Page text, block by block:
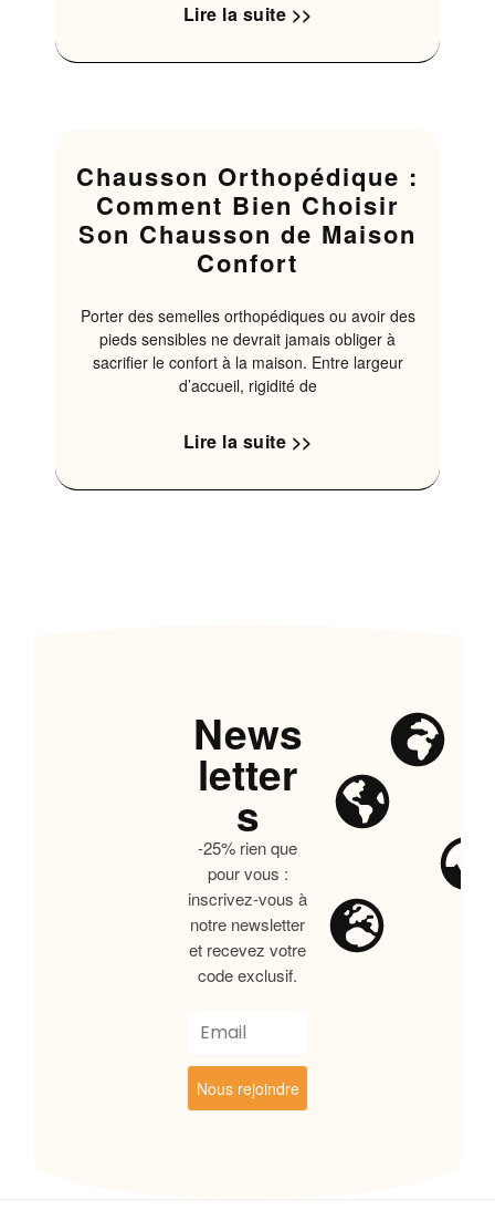
Lire la suite >>
Chausson Orthopédique :
Comment Bien Choisir
Son Chausson de Maison
Confort
Porter des semelles orthopédiques ou avoir des
pieds sensibles ne devrait jamais obliger à
sacrifier le confort à la maison. Entre largeur
d’accueil, rigidité de
Lire la suite >>
News
letter
s
-25% rien que
pour vous :
inscrivez-vous à
notre newsletter
et recevez votre
code exclusif.
Nous rejoindre